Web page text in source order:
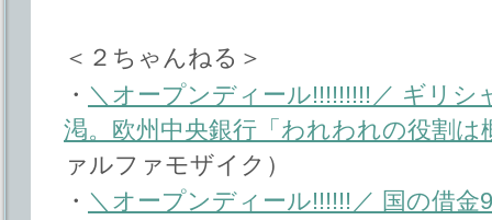
＜２ちゃんねる＞
・ ＼オープンディール!!!!!!!!!／ ギリシ
渇。欧州中央銀行「われわれの役割は
ァルファモザイク）
・ ＼オープンディール!!!!!!／ 国の借金